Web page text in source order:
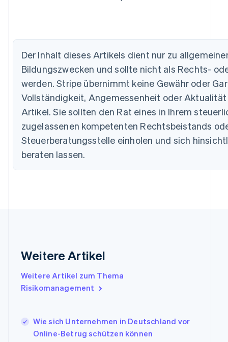
Der Inhalt dieses Artikels dient nur zu
Bildungszwecken und sollte nicht als Rechts-
werden. Stripe übernimmt keine Gewähr oder
Vollständigkeit, Angemessenheit oder
Artikel. Sie sollten den Rat eines in Ihrem
zugelassenen kompetenten Rechtsbeistands
Steuerberatungsstelle einholen und sich
beraten lassen.
Weitere Artikel
Weitere Artikel zum Thema
Risikomanagement
Wie sich Unternehmen in Deutschland vor
Online-Betrug schützen können
Brasilien
Bulgarien
English
Dänemark
English
Deutschland
DeutschEnglish
English
Festlandchina
简体中文
Finnland
EnglishSvenska
English
English
Italien
日本語English
Kanada
EnglishFrançais